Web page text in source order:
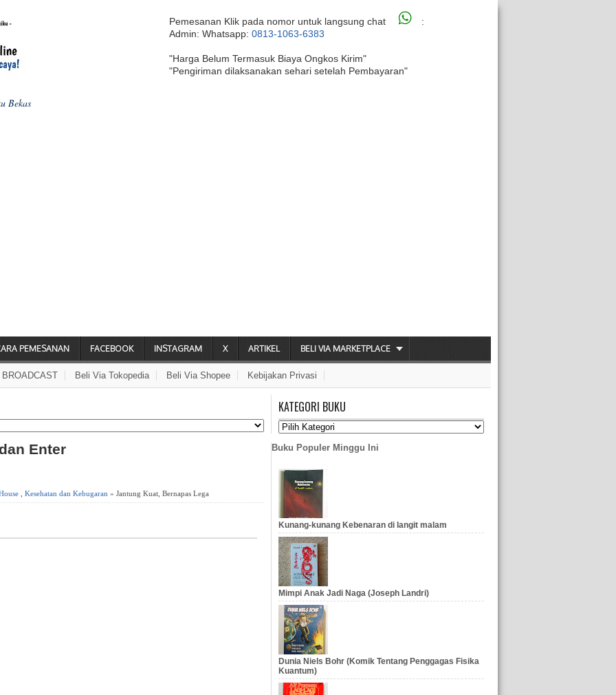
Bekas
Pemesanan Klik pada nomor untuk langsung chat
:
Admin: Whatsapp: 0813-1063-6383
"Harga Belum Termasuk Biaya Ongkos Kirim"
"Pengiriman dilaksanakan sehari setelah Pembayaran"
PEMESANAN FACEBOOK INSTAGRAM X ARTIKEL BELI VIA MARKETPLACE
Beli Via Tokopedia Beli Via Shopee Kebijakan Privasi
Enter
Kesehatan dan Kebugaran » Jantung Kuat, Bernapas Lega
KATEGORI BUKU
Buku Populer Minggu Ini
Kunang-kunang Kebenaran di langit malam
Mimpi Anak Jadi Naga (Joseph Landri)
Dunia Niels Bohr (Komik Tentang Penggagas Fisika
Kuantum)